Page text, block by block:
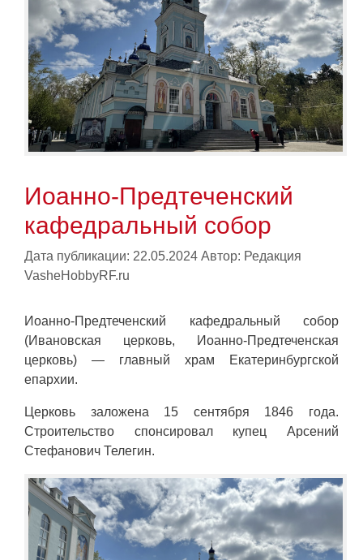
Иоанно-Предтеченский
кафедральный собор
Дата публикации: 22.05.2024 Автор: Редакция
VasheHobbyRF.ru
Иоанно-Предтеченский кафедральный собор
(Ивановская церковь, Иоанно-Предтеченская
церковь) — главный храм Екатеринбургской
епархии.
Церковь заложена 15 сентября 1846 года.
Строительство спонсировал купец Арсений
Стефанович Телегин.